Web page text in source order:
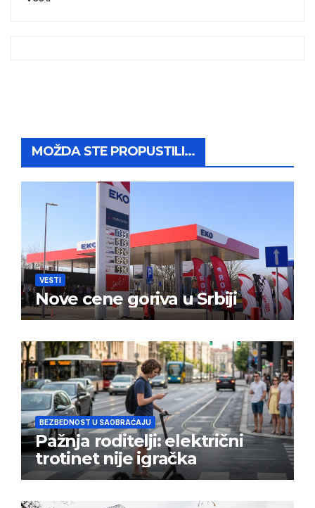
MOŽDA STE PROPUSTILI...
VESTI
Nove cene goriva u Srbiji
BEZBEDNOST U SAOBRAĆAJU
Pažnja roditelji: električni
trotinet nije igračka